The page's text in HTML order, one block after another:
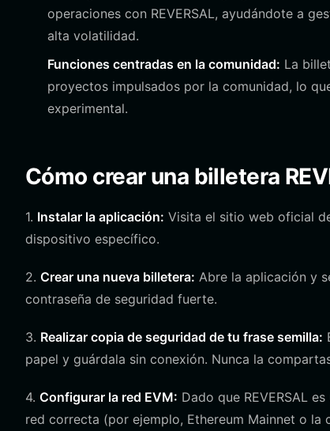
operaciones con REVERSAL, ayudándote a
alta volatilidad.
Funciones centradas en la comunidad: La
proyectos impulsados por la comunidad, lo
experimental.
Cómo crear una billetera
1. Instalar la aplicación: Visita el sitio web oficial
dispositivo específico.
2. Crear una nueva billetera: Abre la aplicación y
contraseña de seguridad fuerte.
3. Realizar copia de seguridad de tu frase semilla:
papel y guárdala sin conexión. Nunca la
4. Configurar la red EVM: Dado que REVERSAL
red correcta (por ejemplo, Ethereum Mainnet o